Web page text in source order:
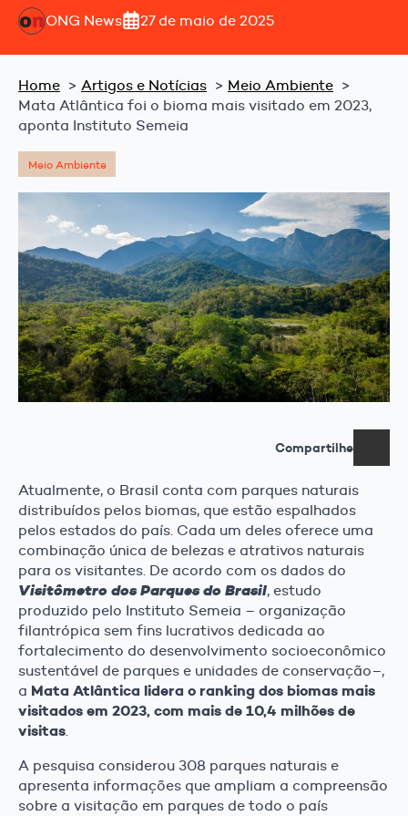
ONG News 27 de maio de 2025
Home Artigos e Notícias
Meio Ambiente
Mata Atlântica foi o bioma mais visitado em 2023,
aponta Instituto Semeia
Meio Ambiente
Compartilhe
Atualmente, o Brasil conta com parques naturais
distribuídos pelos biomas, que estão espalhados
pelos estados do país. Cada um deles oferece uma
combinação única de belezas e atrativos naturais
para os visitantes. De acordo com os dados do
Visitômetro dos Parques do Brasil, estudo
produzido pelo Instituto Semeia – organização
filantrópica sem fins lucrativos dedicada ao
fortalecimento do desenvolvimento socioeconômico
sustentável de parques e unidades de conservação–,
a Mata Atlântica lidera o ranking dos biomas mais
visitados em 2023, com mais de 10,4 milhões de
visitas.
A pesquisa considerou 308 parques naturais e
apresenta informações que ampliam a compreensão
sobre a visitação em parques de todo o país